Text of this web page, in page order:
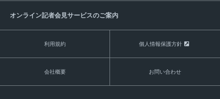
オンライン記者会見サービスのご案内
利用規約 個人情報保護方針
会社概要 お問い合わせ